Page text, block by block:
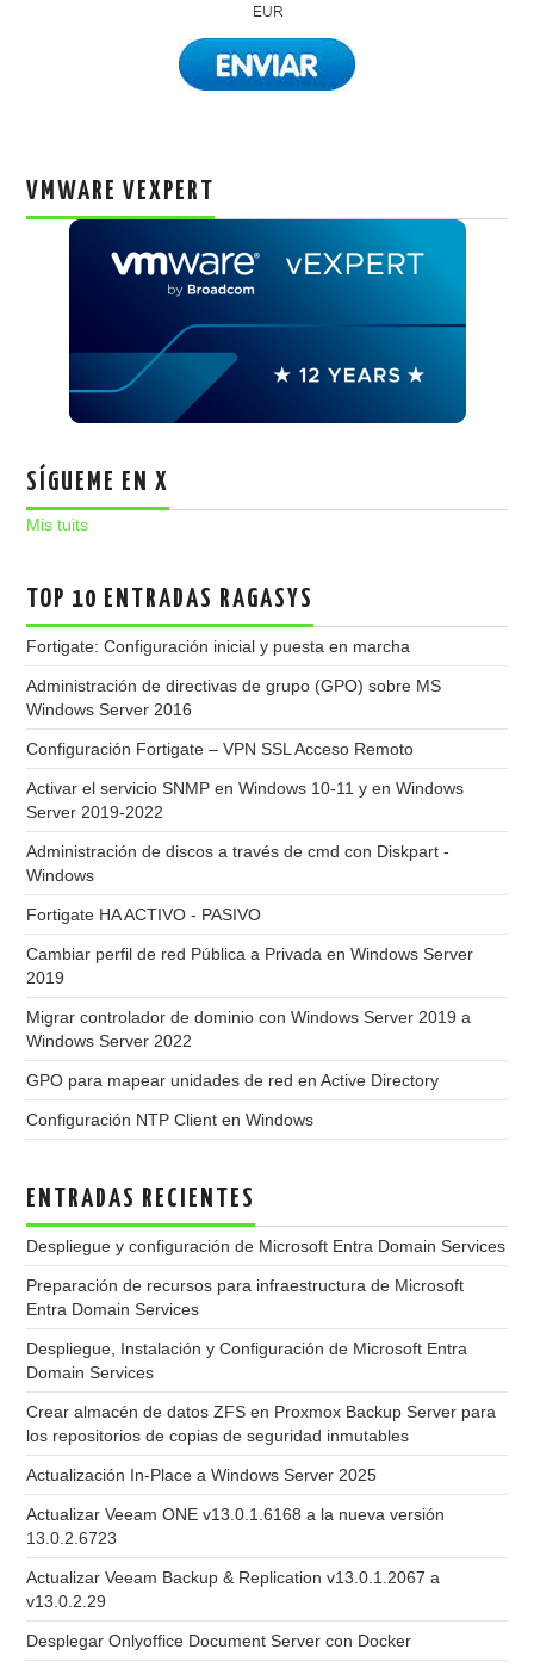
VMWARE VEXPERT
SÍGUEME EN X
Mis tuits
TOP 10 ENTRADAS RAGASYS
Fortigate: Configuración inicial y puesta en marcha
Administración de directivas de grupo (GPO) sobre MS
Windows Server 2016
Configuración Fortigate – VPN SSL Acceso Remoto
Activar el servicio SNMP en Windows 10-11 y en Windows
Server 2019-2022
Administración de discos a través de cmd con Diskpart -
Windows
Fortigate HA ACTIVO - PASIVO
Cambiar perfil de red Pública a Privada en Windows Server
2019
Migrar controlador de dominio con Windows Server 2019 a
Windows Server 2022
GPO para mapear unidades de red en Active Directory
Configuración NTP Client en Windows
ENTRADAS RECIENTES
Despliegue y configuración de Microsoft Entra Domain Services
Preparación de recursos para infraestructura de Microsoft
Entra Domain Services
Despliegue, Instalación y Configuración de Microsoft Entra
Domain Services
Crear almacén de datos ZFS en Proxmox Backup Server para
los repositorios de copias de seguridad inmutables
Actualización In-Place a Windows Server 2025
Actualizar Veeam ONE v13.0.1.6168 a la nueva versión
13.0.2.6723
Actualizar Veeam Backup & Replication v13.0.1.2067 a
v13.0.2.29
Desplegar Onlyoffice Document Server con Docker